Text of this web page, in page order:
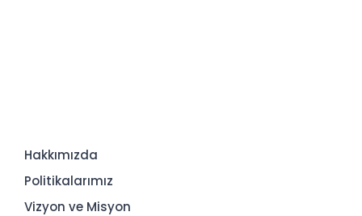
Hakkımızda
Politikalarımız
Vizyon ve Misyon